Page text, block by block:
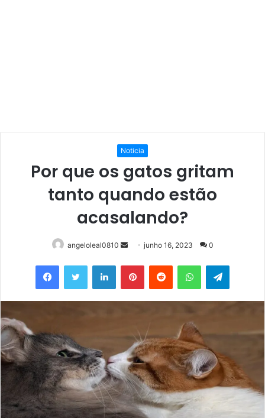
Noticia
Por que os gatos gritam
tanto quando estão
acasalando?
angeloleal0810
Mande
e-
junho 16, 2023 0
FacebookTwitter LinkedinPinterestReddit WhatsAppTelegram